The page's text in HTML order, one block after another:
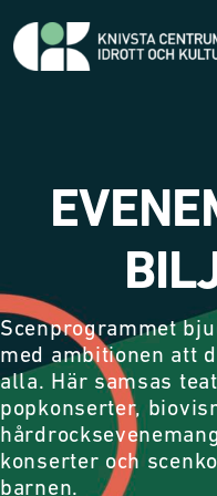
Scenprogrammet
med ambitionen att
alla. Här samsas
popkonserter,
konserter och
barnen.